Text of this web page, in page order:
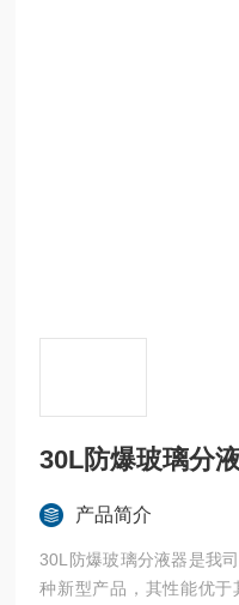
30L防爆玻璃分
产品简介
30L防爆玻璃分液器是我
种新型产品，其性能优于